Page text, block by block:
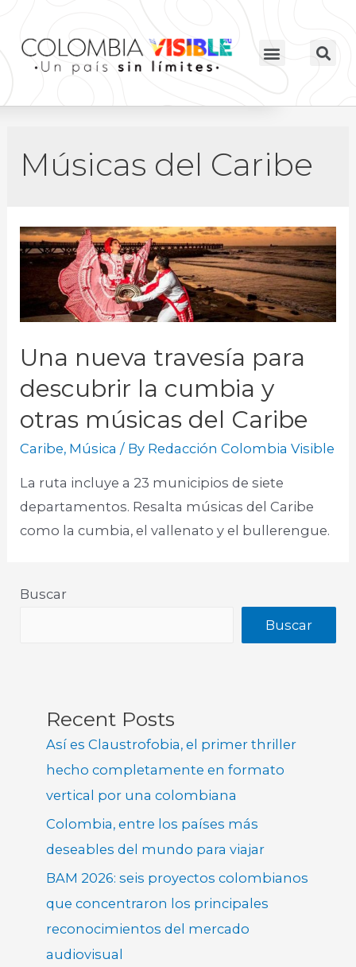
Músicas del Caribe
Una nueva travesía para
descubrir la cumbia y
otras músicas del Caribe
Caribe, Música / By Redacción Colombia Visible
La ruta incluye a 23 municipios de siete
departamentos. Resalta músicas del Caribe
como la cumbia, el vallenato y el bullerengue.
Buscar
Buscar
Recent Posts
Así es Claustrofobia, el primer thriller
hecho completamente en formato
vertical por una colombiana
Colombia, entre los países más
deseables del mundo para viajar
BAM 2026: seis proyectos colombianos
que concentraron los principales
reconocimientos del mercado
audiovisual